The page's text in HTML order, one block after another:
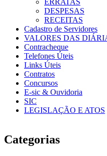
ERRATAS
DESPESAS
RECEITAS
Cadastro de Servidores
VALORES DAS
Contracheque
Telefones Úteis
Links Úteis
Contratos
Concursos
E-sic & Ouvidoria
SIC
LEGISLAÇÃO E ATOS
Categorias